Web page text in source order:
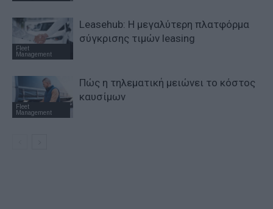
Fleet
Management
Leasehub: Η μεγαλύτερη πλατφόρμα
σύγκρισης τιμών leasing
Fleet
Management
Πώς η τηλεματική μειώνει το κόστος
καυσίμων